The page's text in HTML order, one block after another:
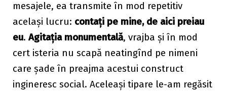
mesajele, ea transmite în mod repetitiv
același lucru: contați pe mine, de aici preiau
eu. Agitația monumentală, vrajba și în mod
cert isteria nu scapă neatingînd pe nimeni
care șade în preajma acestui construct
ingineresc social. Aceleași tipare le-am regăsit